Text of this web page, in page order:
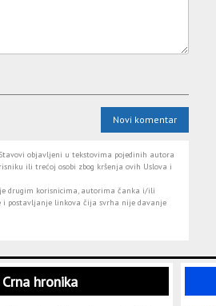
Novi komentar
objavljeni u tekstovima pojedinih autora
ili trećoj osobi zbog kršenja ovih Uslova i
drugim korisnicima, autorima čanka i/ili
i postavljanje linkova čija svrha nije davanje
Crna hronika